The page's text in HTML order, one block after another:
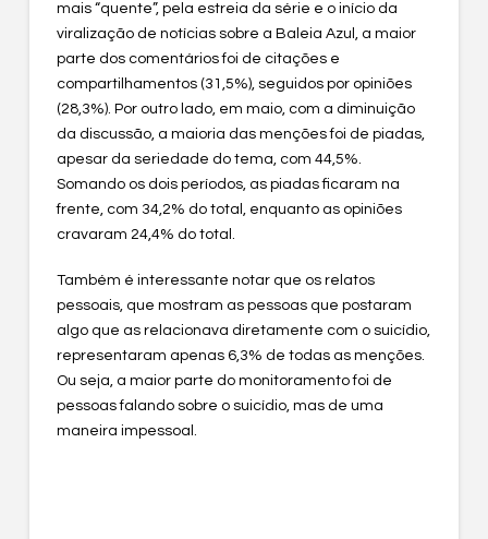
mais “quente”, pela estreia da série e o início da
viralização de notícias sobre a Baleia Azul, a maior
parte dos comentários foi de citações e
compartilhamentos (31,5%), seguidos por opiniões
(28,3%). Por outro lado, em maio, com a diminuição
da discussão, a maioria das menções foi de piadas,
apesar da seriedade do tema, com 44,5%.
Somando os dois períodos, as piadas ficaram na
frente, com 34,2% do total, enquanto as opiniões
cravaram 24,4% do total.
Também é interessante notar que os relatos
pessoais, que mostram as pessoas que postaram
algo que as relacionava diretamente com o suicídio,
representaram apenas 6,3% de todas as menções.
Ou seja, a maior parte do monitoramento foi de
pessoas falando sobre o suicídio, mas de uma
maneira impessoal.